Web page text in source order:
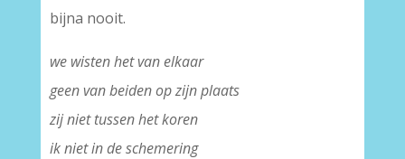
bijna nooit.
we wisten het van elkaar
geen van beiden op zijn plaats
zij niet tussen het koren
ik niet in de schemering